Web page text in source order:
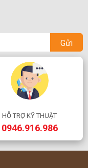
Gửi
HỖ TRỢ KỸ THUẬT
0946.916.986